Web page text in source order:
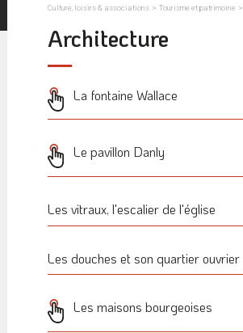
Culture, loisirs & associations > Tourisme et patrimoine >
Architecture
La fontaine Wallace
Le pavillon Danly
Les vitraux, l'escalier de l'église
Les douches et son quartier ouvrier
Les maisons bourgeoises